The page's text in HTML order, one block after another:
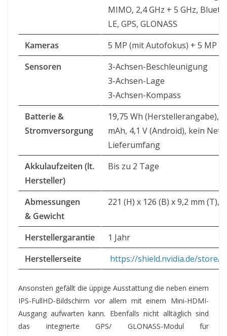
MIMO, 2,4 GHz + 5 GHz,
LE, GPS, GLONASS
Kameras
5 MP (mit Autofokus) + 5 MP
Sensoren
3-Achsen-Beschleunigung
3-Achsen-Lage
3-Achsen-Kompass
Batterie &
Stromversorgung
19,75 Wh (Herstellerangabe),
mAh, 4,1 V (Android), kein
Lieferumfang
Akkulaufzeiten (lt.
Hersteller)
Bis zu 2 Tage
Abmessungen
& Gewicht
221 (H) x 126 (B) x 9,2 mm (T),
Herstellergarantie
1 Jahr
Herstellerseite
https://shield.nvidia.de/store/
Ansonsten gefällt die üppige Ausstattung die neben einem
IPS-FullHD-Bildschirm vor allem mit einem Mini-HDMI-
Ausgang aufwarten kann. Ebenfalls nicht alltäglich sind
das integrierte GPS/ GLONASS-Modul für